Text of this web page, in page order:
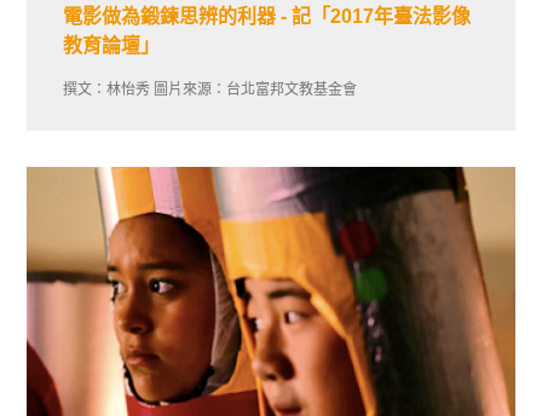
電影做為鍛鍊思辨的利器 - 記「2017年臺法影像
教育論壇」
撰文：林怡秀 圖片來源：台北富邦文教基金會